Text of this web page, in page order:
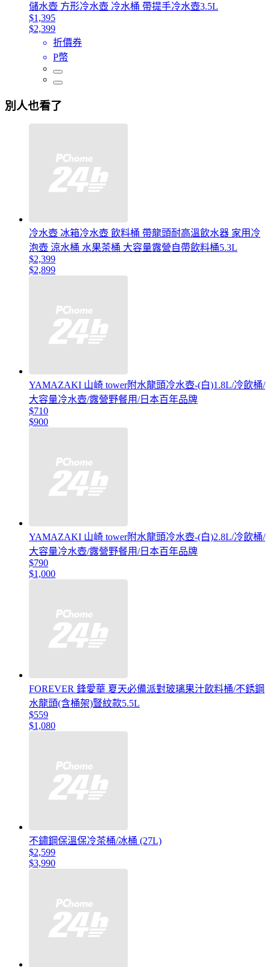
儲水壺 方形冷水壺 冷水桶 帶提手冷水壺3.5L
$1,395
$2,399
折價券
P幣
別人也看了
冷水壺 冰箱冷水壺 飲料桶 帶龍頭耐高溫飲水器 家用冷
泡壺 涼水桶 水果茶桶 大容量露營自帶飲料桶5.3L
$2,399
$2,899
YAMAZAKI 山崎 tower附水龍頭冷水壺-(白)1.8L/冷飲桶/
大容量冷水壺/露營野餐用/日本百年品牌
$710
$900
YAMAZAKI 山崎 tower附水龍頭冷水壺-(白)2.8L/冷飲桶/
大容量冷水壺/露營野餐用/日本百年品牌
$790
$1,000
FOREVER 鋒愛華 夏天必備派對玻璃果汁飲料桶/不銹鋼
水龍頭(含桶架)豎紋款5.5L
$559
$1,080
不鏽鋼保溫保冷茶桶/冰桶 (27L)
$2,599
$3,990